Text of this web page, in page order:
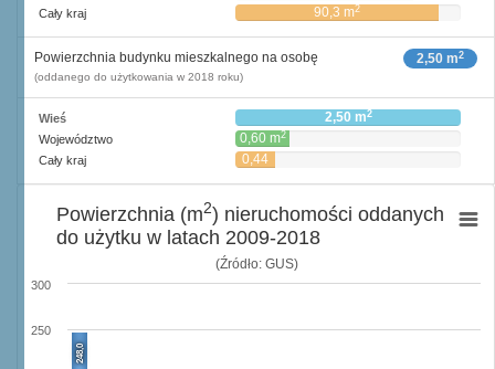
Cały kraj 90,3 m2
2,50 m2
Powierzchnia budynku mieszkalnego na osobę
(oddanego do użytkowania w 2018 roku)
Wieś 2,50 m2
Województwo 0,60 m2
Cały kraj
0,44
(Źródło: GUS)
248,0
250
300
Powierzchnia (m2) nieruchomości oddanych
do użytku w latach 2009-2018